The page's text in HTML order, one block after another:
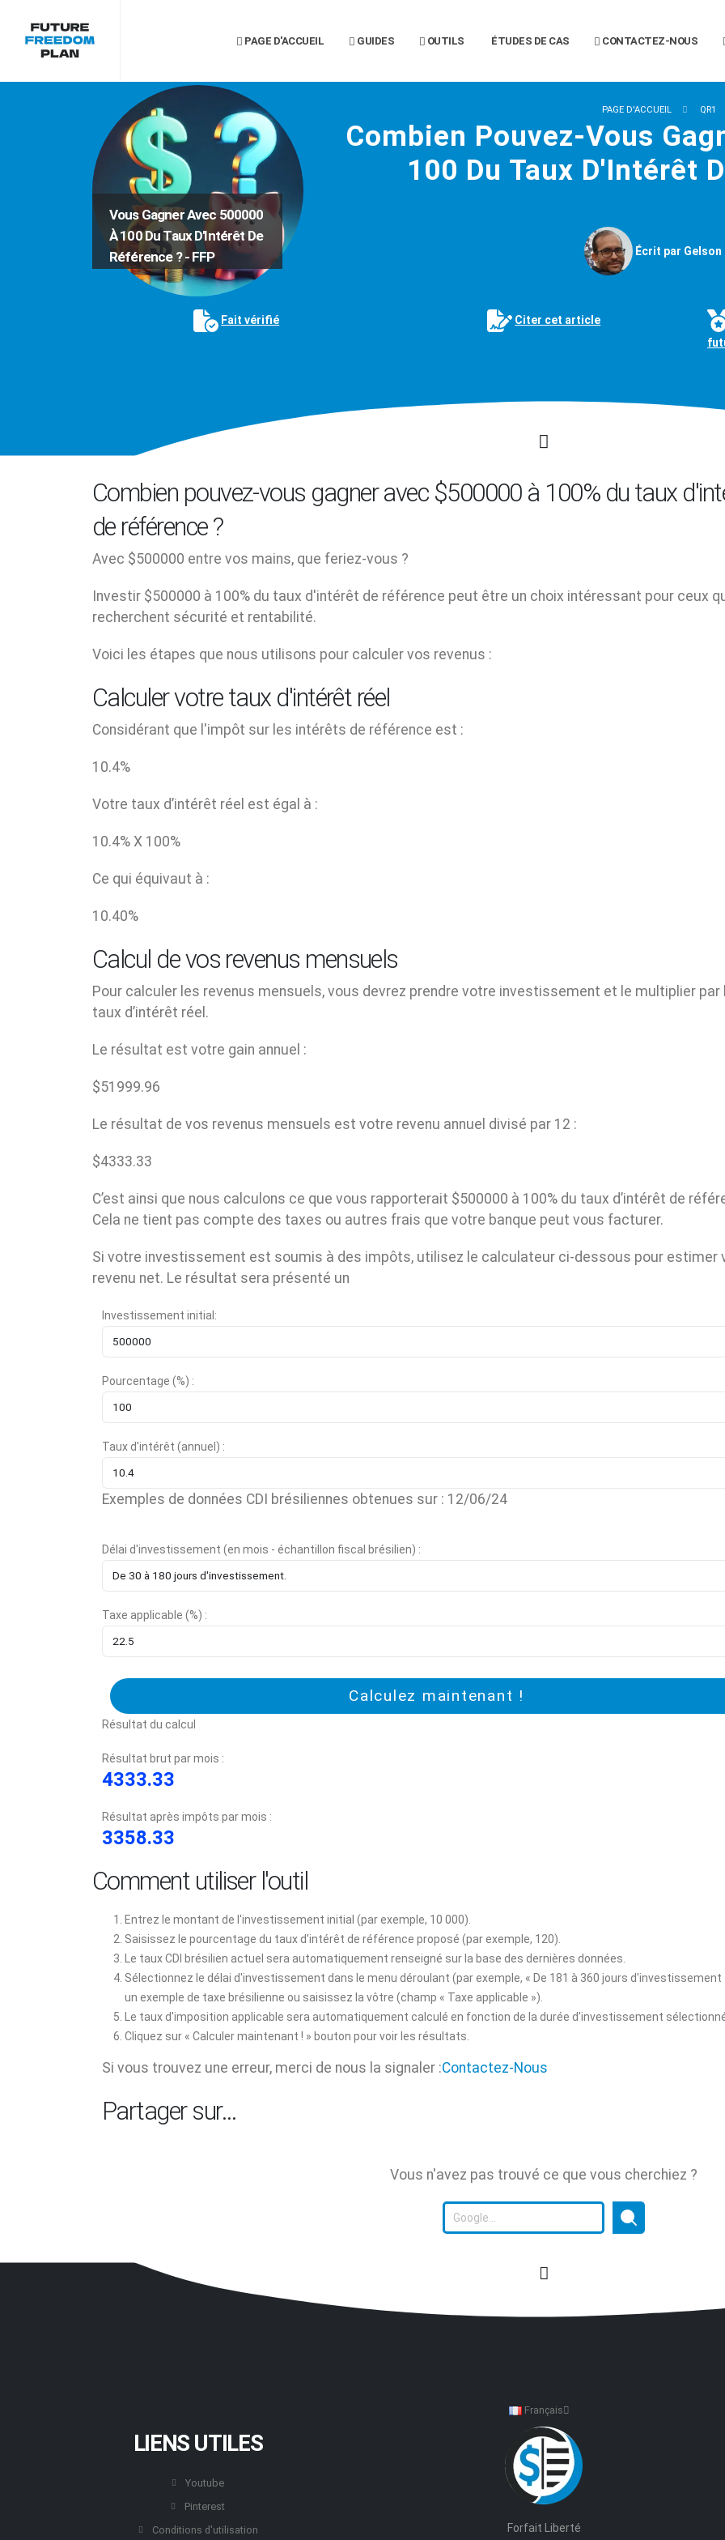
PAGE D'ACCUEIL GUIDES OUTILS ÉTUDES DE CAS CONTACTEZ-NOUS
Vous Gagner Avec 500000
À 100 Du Taux D'Intérêt De
Référence ? - FFP
PAGE D'ACCUEIL QR1
Combien Pouvez-Vous
100 Du Taux D'Intérêt
Écrit par Gelson
Fait vérifié Citer cet article
Combien pouvez-vous gagner avec $500000 à 100% du taux
de référence ?
Avec $500000 entre vos mains, que feriez-vous ?
Investir $500000 à 100% du taux d'intérêt de référence peut être un choix intéressant pour ceux
recherchent sécurité et rentabilité.
Voici les étapes que nous utilisons pour calculer vos revenus :
Calculer votre taux d'intérêt réel
Considérant que l'impôt sur les intérêts de référence est :
10.4%
Votre taux d’intérêt réel est égal à :
10.4% X 100%
Ce qui équivaut à :
10.40%
Calcul de vos revenus mensuels
Pour calculer les revenus mensuels, vous devrez prendre votre investissement et le multiplier par
taux d’intérêt réel.
Le résultat est votre gain annuel :
$51999.96
Le résultat de vos revenus mensuels est votre revenu annuel divisé par 12 :
$4333.33
C’est ainsi que nous calculons ce que vous rapporterait $500000 à 100% du taux d’intérêt de
Cela ne tient pas compte des taxes ou autres frais que votre banque peut vous facturer.
Si votre investissement est soumis à des impôts, utilisez le calculateur ci-dessous pour estimer
revenu net. Le résultat sera présenté un
Investissement initial:
Pourcentage (%) :
Taux d'intérêt (annuel) :
Exemples de données CDI brésiliennes obtenues sur : 12/06/24
Délai d'investissement (en mois - échantillon fiscal brésilien) :
Taxe applicable (%) :
Calculez maintenant !
Résultat du calcul
Résultat brut par mois :
4333.33
Résultat après impôts par mois :
3358.33
Comment utiliser l'outil
Entrez le montant de l'investissement initial (par exemple, 10 000).
Saisissez le pourcentage du taux d'intérêt de référence proposé (par exemple, 120).
Le taux CDI brésilien actuel sera automatiquement renseigné sur la base des dernières données.
Sélectionnez le délai d'investissement dans le menu déroulant (par exemple, « De 181 à 360 jours d'investissement
un exemple de taxe brésilienne ou saisissez la vôtre (champ « Taxe applicable »).
Le taux d'imposition applicable sera automatiquement calculé en fonction de la durée d'investissement
Cliquez sur « Calculer maintenant ! » bouton pour voir les résultats.
Si vous trouvez une erreur, merci de nous la signaler :Contactez-Nous
Partager sur…
Vous n'avez pas trouvé ce que vous cherchiez ?
Français
LIENS UTILES
Youtube
Pinterest
Conditions d'utilisation
Forfait Liberté